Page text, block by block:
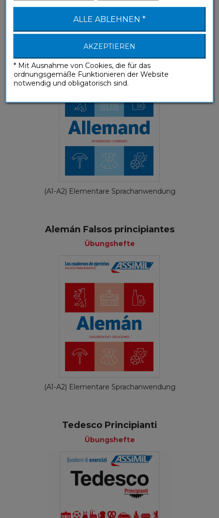
Allemand débutants
Übungshefte
(A1-A2) Elementare Sprachanwendung
Alemán Falsos principiantes
Übungshefte
(A1-A2) Elementare Sprachanwendung
Tedesco Principianti
Übungshefte
ALLE ABLEHNEN *
AKZEPTIEREN
* Mit Ausnahme von Cookies, die für das
ordnungsgemäße Funktionieren der Website
notwendig und obligatorisch sind.